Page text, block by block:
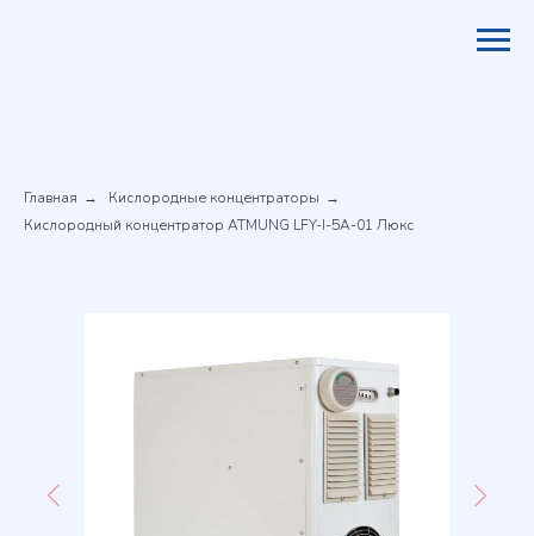
Главная → Кислородные концентраторы →
Кислородный концентратор ATMUNG LFY-I-5A-01 Люкс